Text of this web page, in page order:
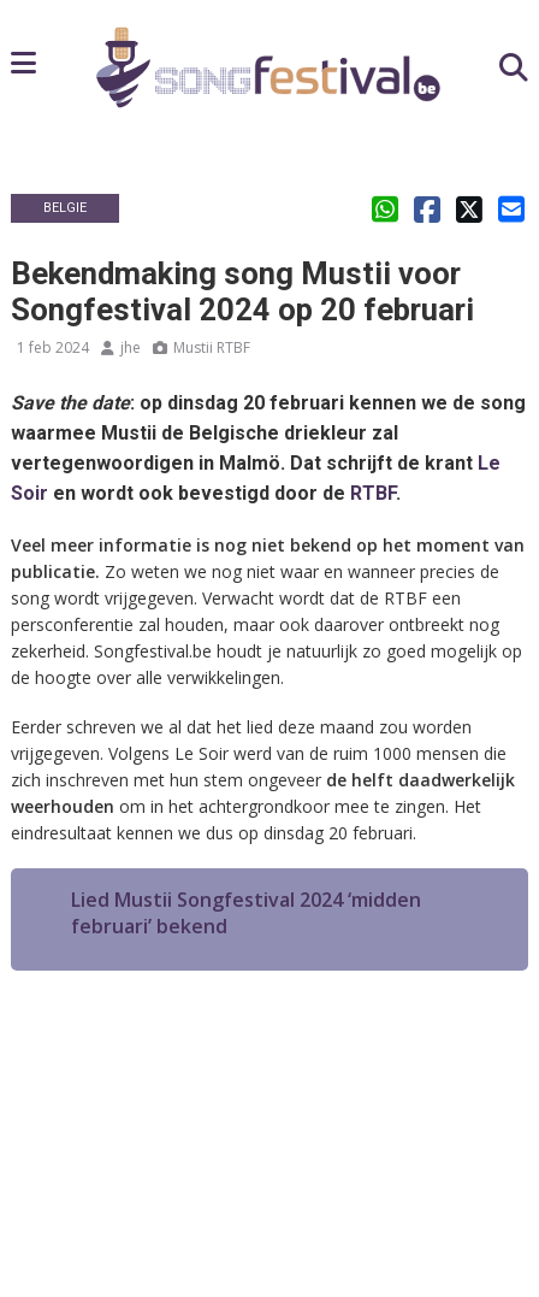
BELGIE
Bekendmaking song Mustii voor
Songfestival 2024 op 20 februari
1 feb 2024 jhe Mustii RTBF
Save the date: op dinsdag 20 februari kennen we de song
waarmee Mustii de Belgische driekleur zal
vertegenwoordigen in Malmö. Dat schrijft de krant Le
Soir en wordt ook bevestigd door de RTBF.
Veel meer informatie is nog niet bekend op het moment van
publicatie. Zo weten we nog niet waar en wanneer precies de
song wordt vrijgegeven. Verwacht wordt dat de RTBF een
persconferentie zal houden, maar ook daarover ontbreekt nog
zekerheid. Songfestival.be houdt je natuurlijk zo goed mogelijk op
de hoogte over alle verwikkelingen.
Eerder schreven we al dat het lied deze maand zou worden
vrijgegeven. Volgens Le Soir werd van de ruim 1000 mensen die
zich inschreven met hun stem ongeveer de helft daadwerkelijk
weerhouden om in het achtergrondkoor mee te zingen. Het
eindresultaat kennen we dus op dinsdag 20 februari.
Lied Mustii Songfestival 2024 ‘midden
februari’ bekend